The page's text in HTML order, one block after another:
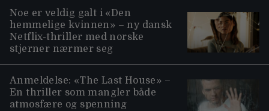
Noe er veldig galt i «Den
hemmelige kvinnen» – ny dansk
Netflix-thriller med norske
stjerner nærmer seg
Anmeldelse: «The Last House» –
En thriller som mangler både
atmosfære og spenning